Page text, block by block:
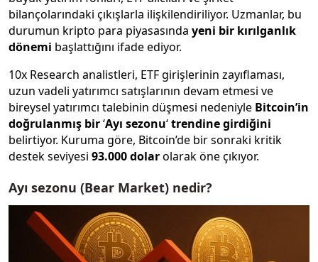
bilançolarındaki çıkışlarla ilişkilendiriliyor. Uzmanlar, bu
durumun kripto para piyasasında yeni bir kırılganlık
dönemi başlattığını ifade ediyor.
10x Research analistleri, ETF girişlerinin zayıflaması,
uzun vadeli yatırımcı satışlarının devam etmesi ve
bireysel yatırımcı talebinin düşmesi nedeniyle Bitcoin’in
doğrulanmış bir‘Ayı sezonu‘trendine girdiğini
belirtiyor. Kuruma göre, Bitcoin’de bir sonraki kritik
destek seviyesi 93.000 dolarolarak öne çıkıyor.
Ayı sezonu (Bear Market) nedir?